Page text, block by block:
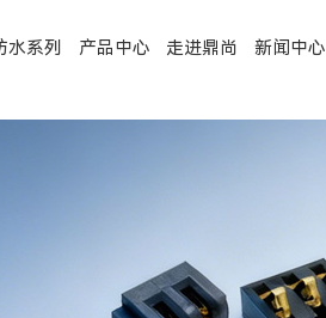
水系列 产品中心 走进鼎尚 新闻中心